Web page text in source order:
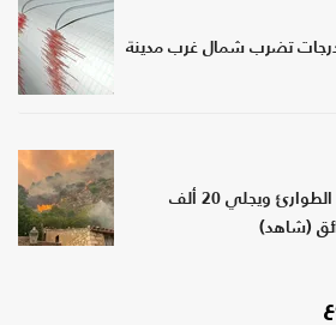
أرضية بقوة 4.3 درجات تضرب شمال غرب مدينة
إقليم كندي يعلن حالة الطوارئ ويجلي 20 ألف
(شاهد)